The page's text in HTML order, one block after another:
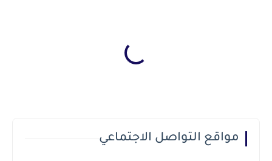
مواقع التواصل الاجتماعي